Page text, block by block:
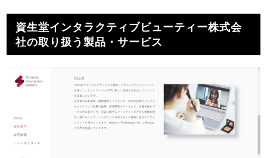
資生堂インタラクティブビューティー株式会
社の取り扱う製品・サービス